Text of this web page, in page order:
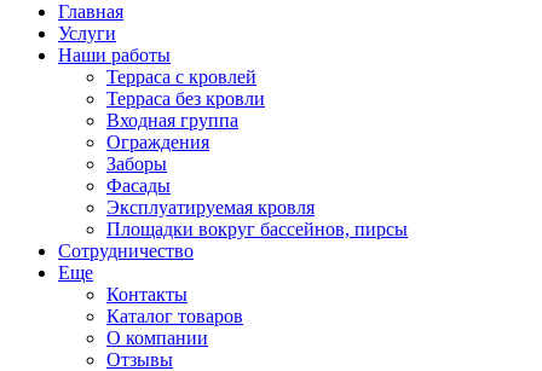
Главная
Услуги
Наши работы
Терраса с кровлей
Терраса без кровли
Входная группа
Ограждения
Заборы
Фасады
Эксплуатируемая кровля
Площадки вокруг бассейнов, пирсы
Сотрудничество
Еще
Контакты
Каталог товаров
О компании
Отзывы